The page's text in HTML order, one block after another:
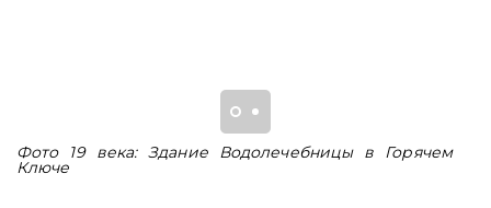
Фото 19 века: Здание Водолечебницы в Горячем
Ключе